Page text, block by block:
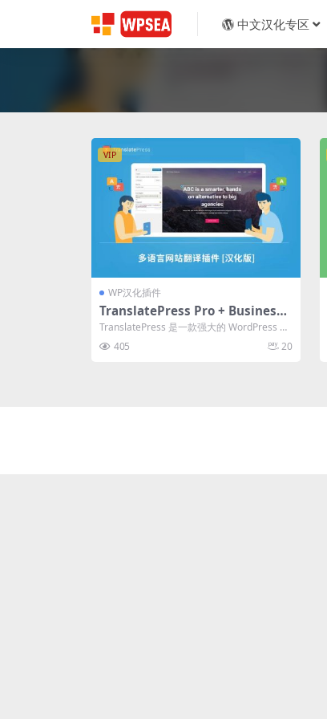
中文汉化专区
VIP
WP汉化插件
TranslatePress Pro + Business
多语言网站翻译插件
TranslatePress 是一款强大的 WordPress 翻
405 20